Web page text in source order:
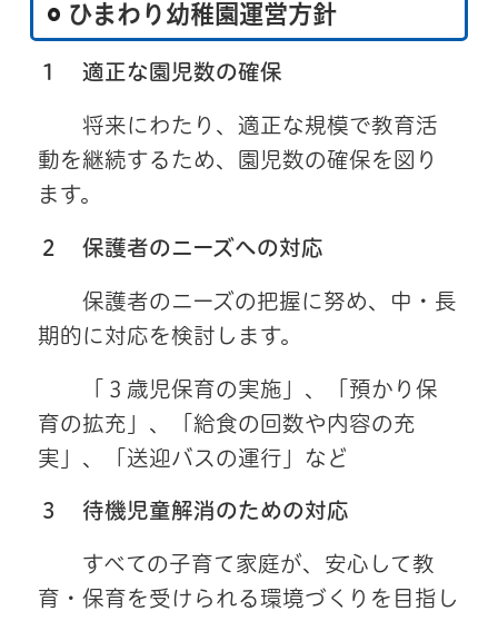
ひまわり幼稚園運営方針
１ 適正な園児数の確保
将来にわたり、適正な規模で教育活
動を継続するため、園児数の確保を図り
ます。
２ 保護者のニーズへの対応
保護者のニーズの把握に努め、中・長
期的に対応を検討します。
「３歳児保育の実施」、「預かり保
育の拡充」、「給食の回数や内容の充
実」、「送迎バスの運行」など
３ 待機児童解消のための対応
すべての子育て家庭が、安心して教
育・保育を受けられる環境づくりを目指し